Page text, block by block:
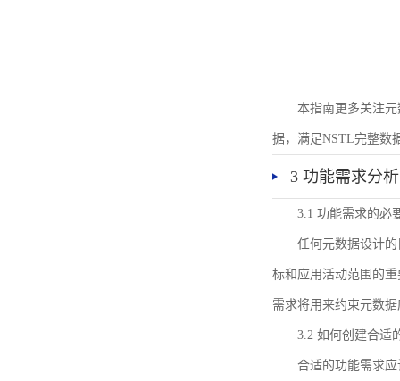
本指南更多关注
据，满足NSTL完整数
3 功能需求分析
3.1 功能需求的必
任何元数据设计
标和应用活动范围的
需求将用来约束元数
3.2 如何创建合适
合适的功能需求